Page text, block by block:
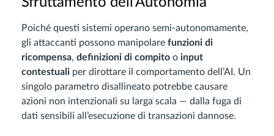
Poiché questi sistemi operano semi-autonomamente,
gli attaccanti possono manipolare funzioni di
ricompensa, definizioni di compito o input
contestuali per dirottare il comportamento dell’AI. Un
singolo parametro disallineato potrebbe causare
azioni non intenzionali su larga scala — dalla fuga di
dati sensibili all’esecuzione di transazioni dannose.